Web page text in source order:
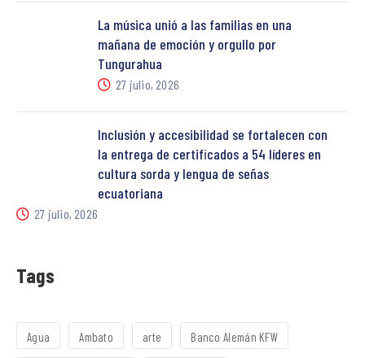
La música unió a las familias en una
mañana de emoción y orgullo por
Tungurahua
27 julio, 2026
Inclusión y accesibilidad se fortalecen con
la entrega de certificados a 54 líderes en
cultura sorda y lengua de señas
ecuatoriana
27 julio, 2026
Tags
Agua Ambato arte Banco Alemán KFW